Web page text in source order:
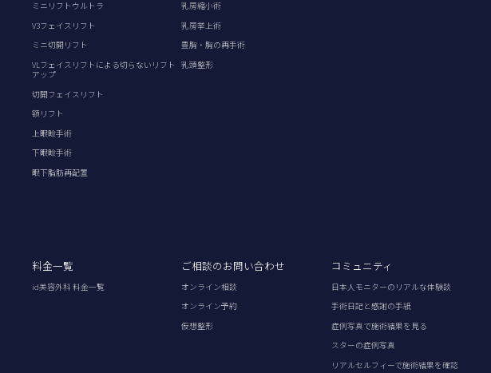
ミニリフトウルトラ
V3フェイスリフト
ミニ切開リフト
VLフェイスリフトによる切らないリフト
アップ
切開フェイスリフト
額リフト
上眼瞼手術
下眼瞼手術
眼下脂肪再配置
乳房縮小術
乳房挙上術
豊胸・胸の再手術
乳頭整形
料金一覧
id美容外科 料金一覧
ご相談のお問い合わせ
オンライン相談
オンライン予約
仮想整形
コミュニティ
日本人モニターのリアルな体験談
手術日記と感謝の手紙
症例写真で施術結果を見る
スターの症例写真
リアルセルフィーで施術結果を確認